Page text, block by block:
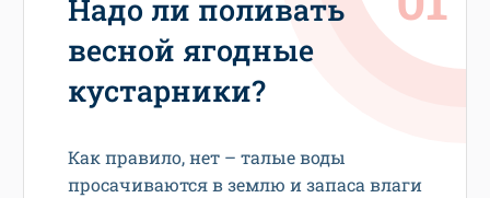
Надо ли поливать
весной ягодные
кустарники?
Как правило, нет – талые воды
просачиваются в землю и запаса влаги